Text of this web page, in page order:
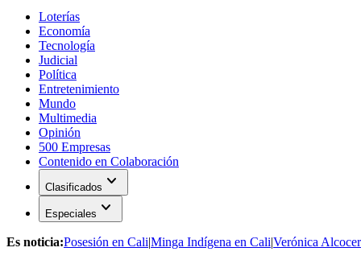
Loterías
Economía
Tecnología
Judicial
Política
Entretenimiento
Mundo
Multimedia
Opinión
500 Empresas
Contenido en Colaboración
Clasificados expand_more
Especiales expand_more
Es noticia:Posesión en Cali|Minga Indígena en Cali|Verónica Alcocer